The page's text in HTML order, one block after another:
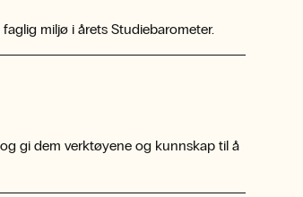
miljø i årets Studiebarometer.
gi dem verktøyene og kunnskap til å